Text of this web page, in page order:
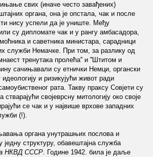
свих (иначе често завађених)
органа, она је опстала, чак и после
нису успели да је униште. Међу
су дипломате чак и у рангу амбасадора,
и саветника министара, сарадници
служби Немачке. При том, за разлику од
тренутака пролећа'' и ''Штитом и
сачињавали су етнички Немци, органски
и ризикујући живот ради
рата. Такву праксу Совјети су
својеврсну митологију око своје
се чак и у највише врхове западних
(!).
органа унутрашњих послова и
структуру, обавештајна служба
НКВД СССР. Године 1942. била је даље